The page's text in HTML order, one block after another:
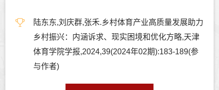
陆东东,刘庆群,张禾.乡村体育产业高质量发展助力
乡村振兴：内涵诉求、现实困境和优化方略,天津
体育学院学报,2024,39(2024年02期):183-189(参
与作者)